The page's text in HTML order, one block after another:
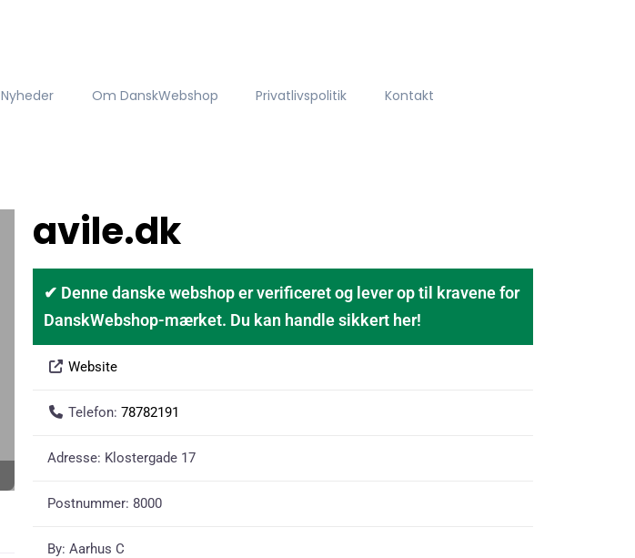
Nyheder Om DanskWebshop Privatlivspolitik Kontakt
avile.dk
✔ Denne danske webshop er verificeret og lever op til kravene for
DanskWebshop-mærket. Du kan handle sikkert her!
Website
Telefon: 78782191
Adresse: Klostergade 17
Postnummer: 8000
By: Aarhus C